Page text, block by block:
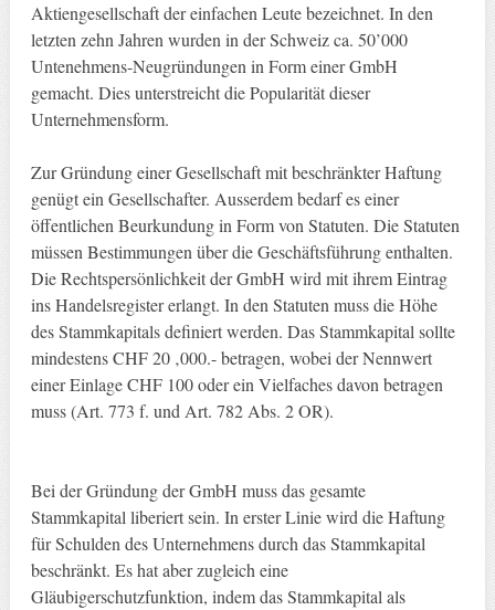
Aktiengesellschaft der einfachen Leute bezeichnet. In den
letzten zehn Jahren wurden in der Schweiz ca. 50’000
Untenehmens-Neugründungen in Form einer GmbH
gemacht. Dies unterstreicht die Popularität dieser
Unternehmensform.
Zur Gründung einer Gesellschaft mit beschränkter Haftung
genügt ein Gesellschafter. Ausserdem bedarf es einer
öffentlichen Beurkundung in Form von Statuten. Die Statuten
müssen Bestimmungen über die Geschäftsführung enthalten.
Die Rechtspersönlichkeit der GmbH wird mit ihrem Eintrag
ins Handelsregister erlangt. In den Statuten muss die Höhe
des Stammkapitals definiert werden. Das Stammkapital sollte
mindestens CHF 20 ‚000.- betragen, wobei der Nennwert
einer Einlage CHF 100 oder ein Vielfaches davon betragen
muss (Art. 773 f. und Art. 782 Abs. 2 OR).
Bei der Gründung der GmbH muss das gesamte
Stammkapital liberiert sein. In erster Linie wird die Haftung
für Schulden des Unternehmens durch das Stammkapital
beschränkt. Es hat aber zugleich eine
Gläubigerschutzfunktion, indem das Stammkapital als